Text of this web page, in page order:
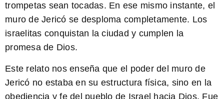
trompetas sean tocadas. En ese mismo instante, el
muro de Jericó se desploma completamente. Los
israelitas conquistan la ciudad y cumplen la
promesa de Dios.
Este relato nos enseña que el poder del muro de
Jericó no estaba en su estructura física, sino en la
obediencia y fe del pueblo de Israel hacia Dios. Fue